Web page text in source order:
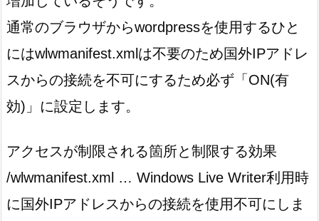
通常のブラウザからwordpressを使用するひと
にはwlwmanifest.xmlは不要のため国外IPアドレ
スからの接続を不可にするため必ず「ON(有
効)」に設定します。
アクセスが制限される箇所と制限する効果
/wlwmanifest.xml … Windows Live Writer利用時
に国外IPアドレスからの接続を使用不可にしま